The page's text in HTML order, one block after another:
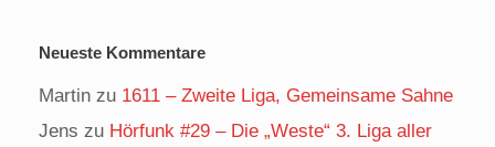
Neueste Kommentare
Martin zu 1611 – Zweite Liga, Gemeinsame Sahne
Jens zu Hörfunk #29 – Die „Weste“ 3. Liga aller